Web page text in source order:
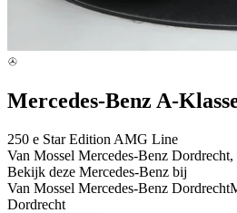
Mercedes-Benz A-
250 e Star Edition AMG Line
Van Mossel Mercedes-Benz
Bekijk deze Mercedes-Benz bij
Van Mossel Mercedes-Benz Dordrecht
Dordrecht